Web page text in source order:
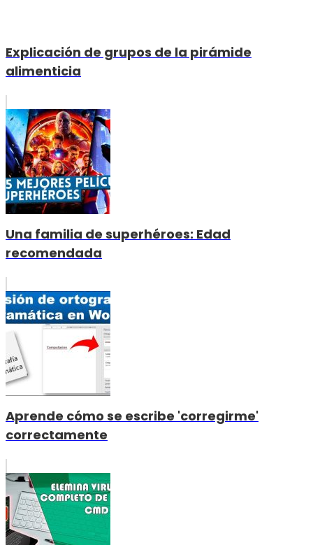
Explicación de grupos de la pirámide
alimenticia
Una familia de superhéroes: Edad
recomendada
Aprende cómo se escribe 'corregirme'
correctamente